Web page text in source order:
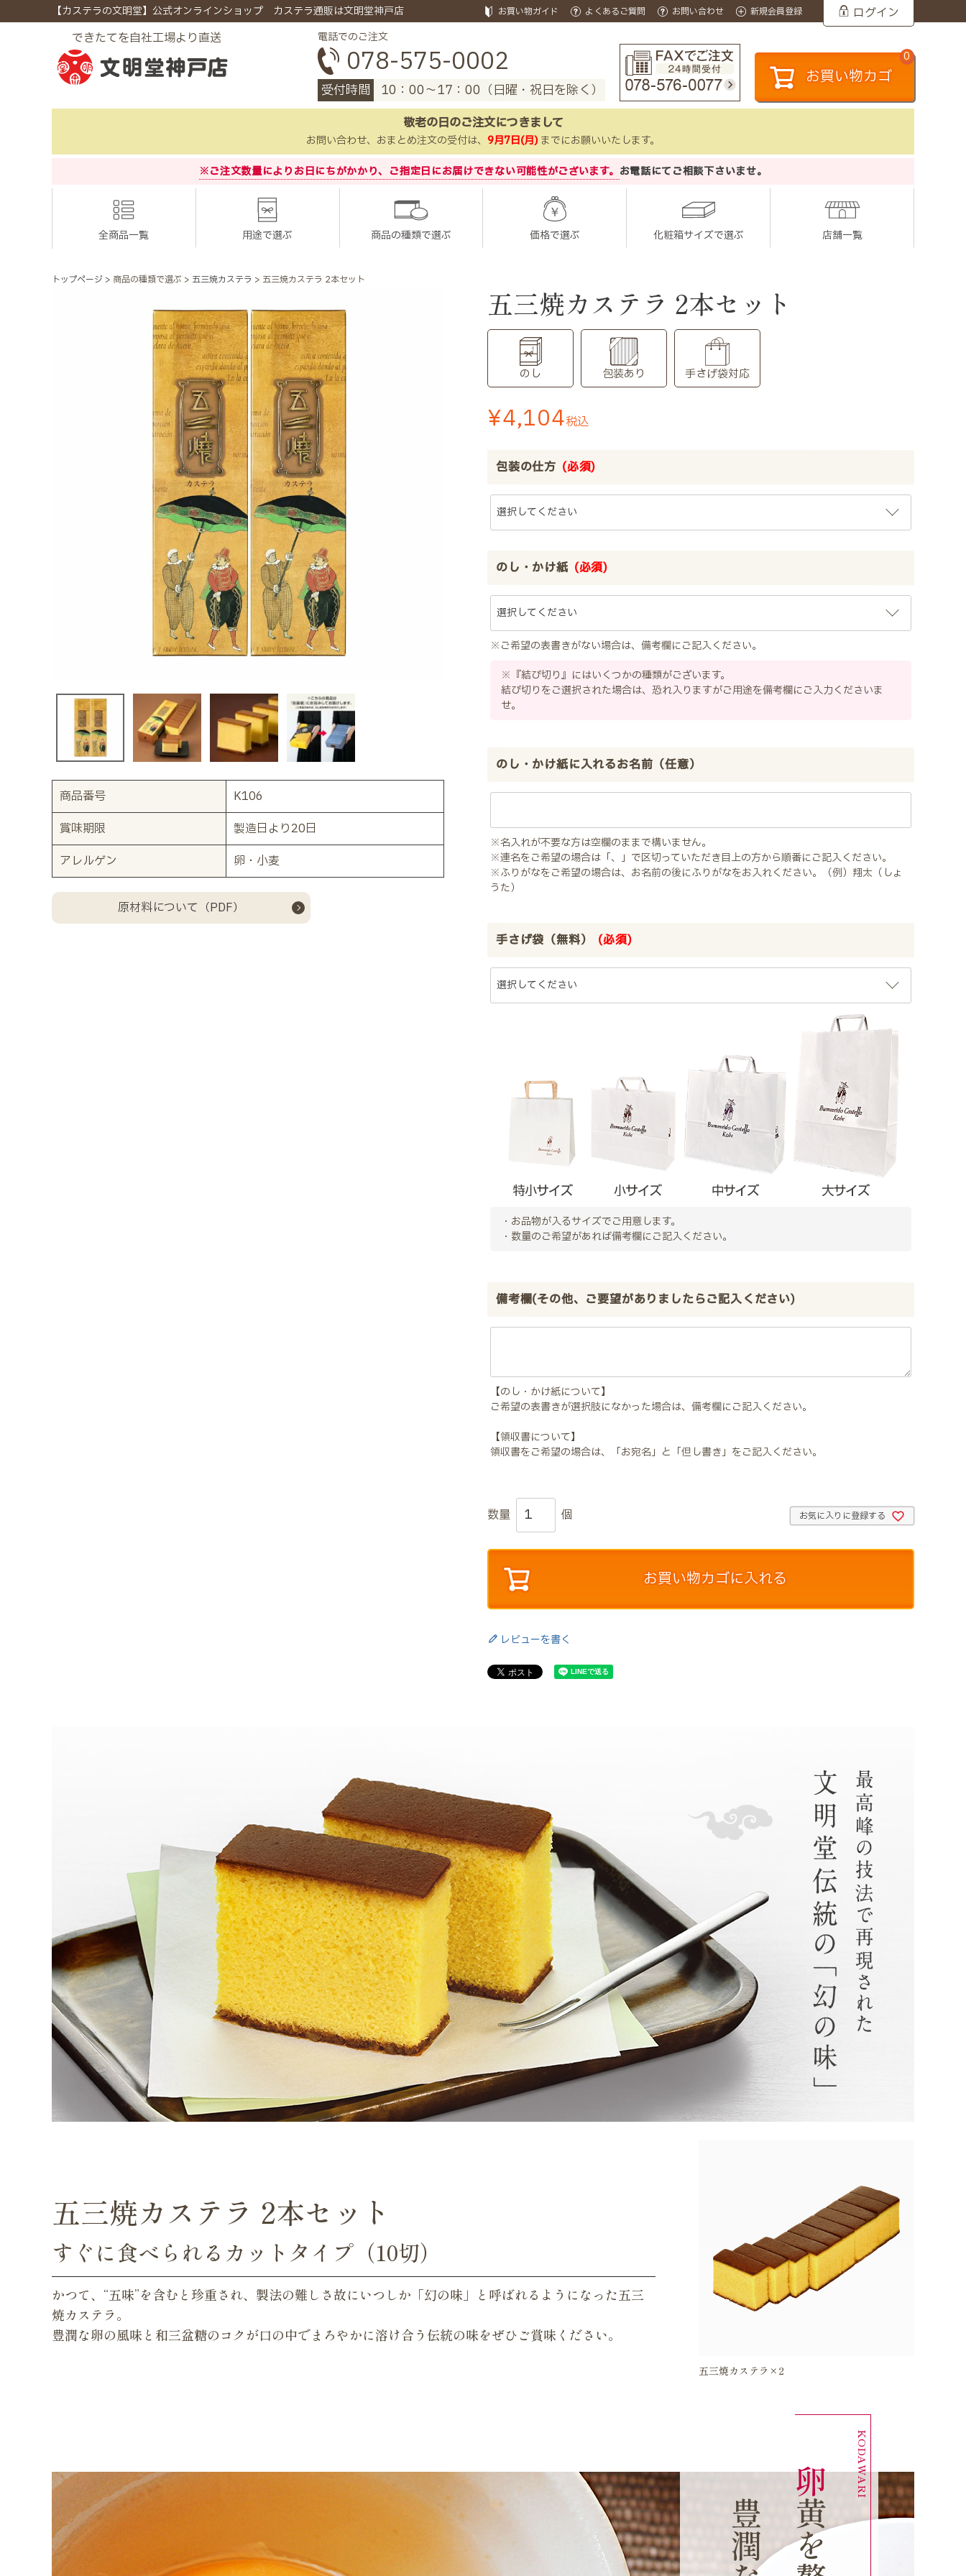
【カステラの文明堂】公式オンラインショップ カステラ通販は文明堂神戸店 お買い物ガイド よくあるご質問 お問い合わせ 新規会員登録
ログイン
できたてを自社工場より直送
電話でのご注文
078-575-0002
受付時間 10：00～17：00（日曜・祝日を除く）
お買い物カゴ
0
敬老の日のご注文につきまして
お問い合わせ、おまとめ注文の受付は、 9月7日(月)までにお願いいたします。
※ご注文数量によりお日にちがかかり、 ご指定日にお届けできない可能性がございます。 お電話にてご相談下さいませ。
全商品一覧 用途で選ぶ 商品の種類で選ぶ 価格で選ぶ 化粧箱サイズで選ぶ 店舗一覧
トップページ 商品の種類で選ぶ 五三焼カステラ 五三焼カステラ 2本セット
商品番号
K106
賞味期限
製造日より20日
アレルゲン
卵・小麦
原材料について（PDF）
五三焼カステラ 2本セット
のし 包装あり 手さげ袋対応
¥4,104税込
包装の仕方 (必須)
のし・かけ紙 (必須)
※ご希望の表書きがない場合は、備考欄にご記入ください。
※『結び切り』にはいくつかの種類がございます。
結び切りをご選択された場合は、恐れ入りますがご用途を備考欄にご入力くださいま
せ。
のし・かけ紙に入れるお名前（任意）
※名入れが不要な方は空欄のままで構いません。
※連名をご希望の場合は「、」で区切っていただき目上の方から順番にご記入ください。
※ふりがなをご希望の場合は、お名前の後にふりがなをお入れください。（例）翔太（しょ
うた）
手さげ袋（無料） (必須)
・お品物が入るサイズでご用意します。
・数量のご希望があれば備考欄にご記入ください。
備考欄(その他、ご要望がありましたらご記入ください)
【のし・かけ紙について】
ご希望の表書きが選択肢になかった場合は、備考欄にご記入ください。
【領収書について】
領収書をご希望の場合は、「お宛名」と「但し書き」をご記入ください。
お気に入りに登録する
お買い物カゴに入れる
レビューを書く
五三焼カステラ 2本セット
すぐに食べられるカットタイプ（10切）
かつて、“五味”を含むと珍重され、製法の難しさ故にいつしか「幻の味」と呼ばれるようになった五三
焼カステラ。
豊潤な卵の風味と和三盆糖のコクが口の中でまろやかに溶け合う伝統の味をぜひご賞味ください。
五三焼カステラ×2
卵
を
贅
沢
に
使
用